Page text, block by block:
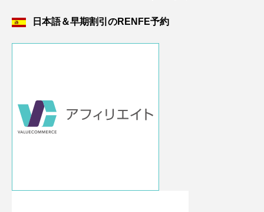
日本語＆早期割引のRENFE予約